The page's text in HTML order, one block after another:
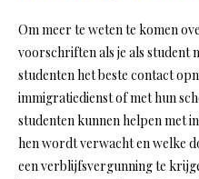
Om meer te weten te komen
voorschriften als je als student
studenten het beste contact
immigratiedienst of met hun
studenten kunnen helpen met
hen wordt verwacht en welke
een verblijfsvergunning te